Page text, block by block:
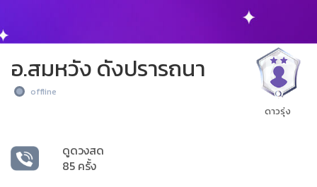
อ.สมหวัง ดังปรารถนา
offline
ดูดวงสด
85 ครั้ง
ดาวรุ่ง